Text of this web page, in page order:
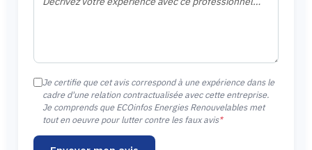
Je certifie que cet avis correspond à une expérience dans le
cadre d'une relation contractualisée avec cette entreprise.
Je comprends que ECOinfos Energies Renouvelables met
tout en oeuvre pour lutter contre les faux avis*